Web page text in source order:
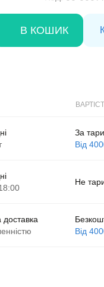
В КОШИК
За
Від
Не
доставка
Від